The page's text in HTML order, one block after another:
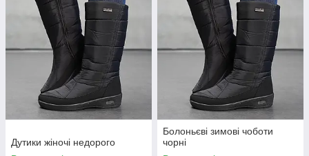
Дутики жіночі недорого
Болоньєві зимові чоботи
чорні